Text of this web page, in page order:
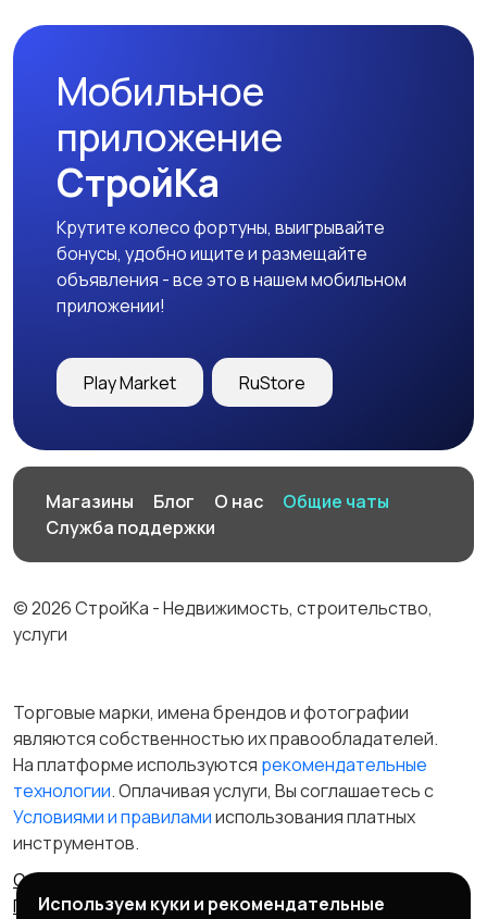
Мобильное
приложение
СтройКа
Крутите колесо фортуны, выигрывайте
бонусы, удобно ищите и размещайте
объявления - все это в нашем мобильном
приложении!
Play Market RuStore
Магазины Блог О нас
Общие чаты
Служба поддержки
© 2026 СтройКа - Недвижимость, строительство,
услуги
Торговые марки, имена брендов и фотографии
являются собственностью их правообладателей.
На платформе используются рекомендательные
технологии. Оплачивая услуги, Вы соглашаетесь c
Условиями и правиламииспользования платных
инструментов.
Отказ от ответственности
Правила сервиса
Политика конфиденциальности
Пользовательское
Используем куки и рекомендательные